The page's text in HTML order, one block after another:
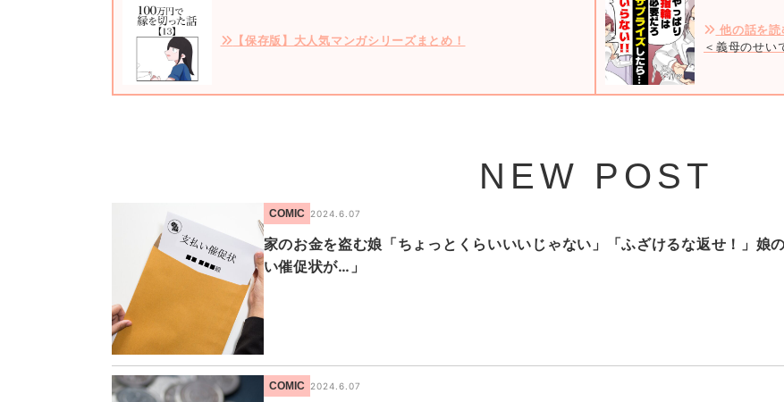
【保存版】大人気マンガシリーズまとめ！
他の話を読
＜義母のせ
NEW POST
COMIC 2024.6.07
家のお金を盗む娘「ちょっとくらいいいじゃない」「ふざけるな返せ！」
い催促状が…」
COMIC 2024.6.07